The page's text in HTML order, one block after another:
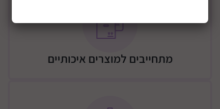
מתחייבים למוצרים איכותיים